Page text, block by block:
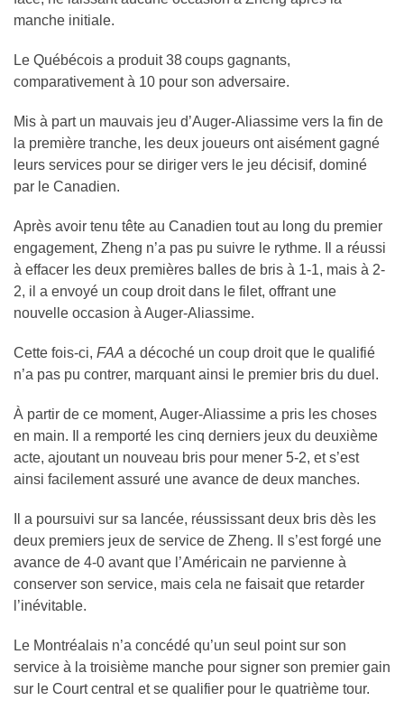
manche initiale.
Le Québécois a produit 38 coups gagnants,
comparativement à 10 pour son adversaire.
Mis à part un mauvais jeu d’Auger-Aliassime vers la fin de
la première tranche, les deux joueurs ont aisément gagné
leurs services pour se diriger vers le jeu décisif, dominé
par le Canadien.
Après avoir tenu tête au Canadien tout au long du premier
engagement, Zheng n’a pas pu suivre le rythme. Il a réussi
à effacer les deux premières balles de bris à 1-1, mais à 2-
2, il a envoyé un coup droit dans le filet, offrant une
nouvelle occasion à Auger-Aliassime.
Cette fois-ci, FAA a décoché un coup droit que le qualifié
n’a pas pu contrer, marquant ainsi le premier bris du duel.
À partir de ce moment, Auger-Aliassime a pris les choses
en main. Il a remporté les cinq derniers jeux du deuxième
acte, ajoutant un nouveau bris pour mener 5-2, et s’est
ainsi facilement assuré une avance de deux manches.
Il a poursuivi sur sa lancée, réussissant deux bris dès les
deux premiers jeux de service de Zheng. Il s’est forgé une
avance de 4-0 avant que l’Américain ne parvienne à
conserver son service, mais cela ne faisait que retarder
l’inévitable.
Le Montréalais n’a concédé qu’un seul point sur son
service à la troisième manche pour signer son premier gain
sur le Court central et se qualifier pour le quatrième tour.